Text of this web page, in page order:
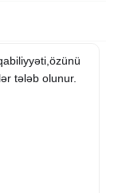
tələb olunur.